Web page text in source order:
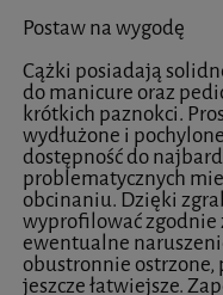
Postaw na wygodę
Cążki posiadają
do manicure oraz
krótkich paznokci.
wydłużone i
dostępność do
problematycznych
obcinaniu. Dzięki
wyprofilować zgodnie
ewentualne
obustronnie ostrzone,
jeszcze łatwiejsze.